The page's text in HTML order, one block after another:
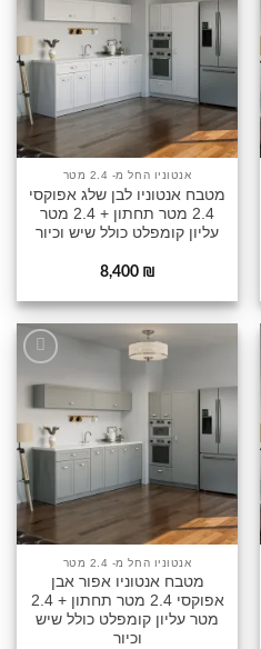
שלי
אנטוניו החל מ- 2.4 מטר
מטבח אנטוניו לבן שלג אפוקסי
2.4 מטר תחתון + 2.4 מטר
עליון קומפלט כולל שיש וכיור
8,400 ₪
שלי
אנטוניו החל מ- 2.4 מטר
מטבח אנטוניו אפור אבן
אפוקסי 2.4 מטר תחתון + 2.4
מטר עליון קומפלט כולל שיש
וכיור